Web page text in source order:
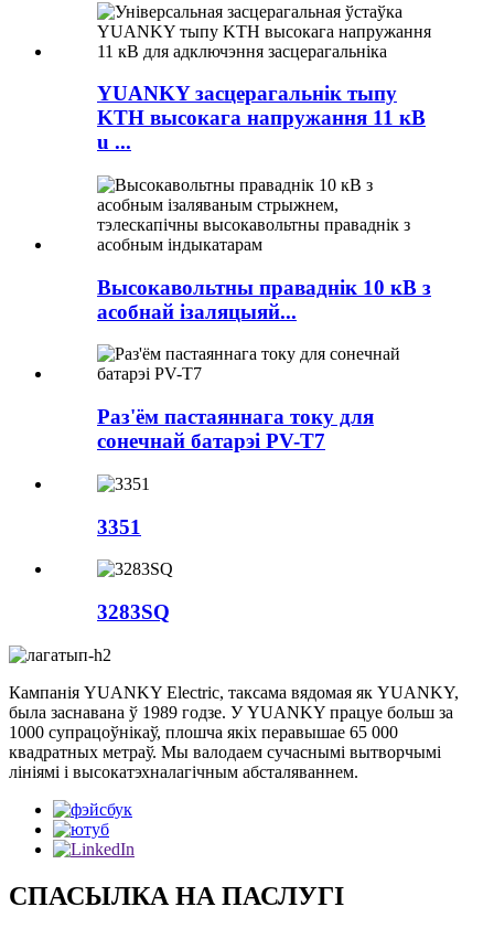
YUANKY засцерагальнік тыпу
KTH высокага напружання 11 кВ
u ...
Высокавольтны праваднік 10 кВ з
асобнай ізаляцыяй...
Раз'ём пастаяннага току для
сонечнай батарэі PV-T7
3351
3283SQ
Кампанія YUANKY Electric, таксама вядомая як YUANKY,
была заснавана ў 1989 годзе. У YUANKY працуе больш за
1000 супрацоўнікаў, плошча якіх перавышае 65 000
квадратных метраў. Мы валодаем сучаснымі вытворчымі
лініямі і высокатэхналагічным абсталяваннем.
СПАСЫЛКА НА ПАСЛУГІ